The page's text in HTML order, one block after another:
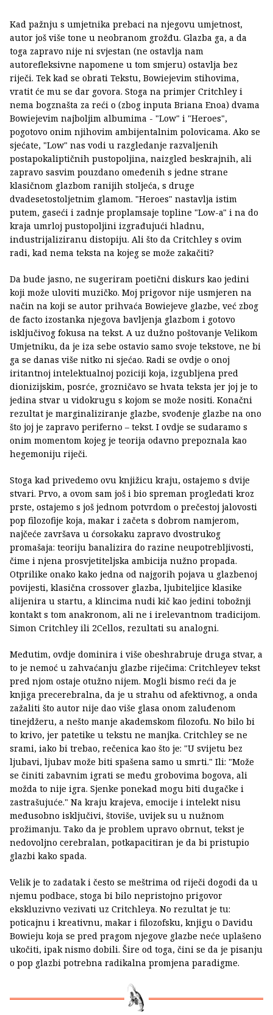
Kad pažnju s umjetnika prebaci na njegovu umjetnost,
autor još više tone u neobranom grožđu. Glazba ga, a da
toga zapravo nije ni svjestan (ne ostavlja nam
autorefleksivne napomene u tom smjeru) ostavlja bez
riječi. Tek kad se obrati Tekstu, Bowiejevim stihovima,
vratit će mu se dar govora. Stoga na primjer Critchley i
nema bogznašta za reći o (zbog inputa Briana Enoa) dvama
Bowiejevim najboljim albumima - "Low" i "Heroes",
pogotovo onim njihovim ambijentalnim polovicama. Ako se
sjećate, "Low" nas vodi u razgledanje razvaljenih
postapokaliptičnih pustopoljina, naizgled beskrajnih, ali
zapravo sasvim pouzdano omeđenih s jedne strane
klasičnom glazbom ranijih stoljeća, s druge
dvadesetostoljetnim glamom. "Heroes" nastavlja istim
putem, gaseći i zadnje proplamsaje topline "Low-a" i na do
kraja umrloj pustopoljini izgrađujući hladnu,
industrijaliziranu distopiju. Ali što da Critchley s ovim
radi, kad nema teksta na kojeg se može zakačiti?
Da bude jasno, ne sugeriram poetični diskurs kao jedini
koji može uloviti muzičko. Moj prigovor nije usmjeren na
način na koji se autor prihvaća Bowiejeve glazbe, već zbog
de facto izostanka njegova bavljenja glazbom i gotovo
isključivog fokusa na tekst. A uz dužno poštovanje Velikom
Umjetniku, da je iza sebe ostavio samo svoje tekstove, ne bi
ga se danas više nitko ni sjećao. Radi se ovdje o onoj
iritantnoj intelektualnoj poziciji koja, izgubljena pred
dionizijskim, posrće, grozničavo se hvata teksta jer joj je to
jedina stvar u vidokrugu s kojom se može nositi. Konačni
rezultat je marginaliziranje glazbe, svođenje glazbe na ono
što joj je zapravo periferno – tekst. I ovdje se sudaramo s
onim momentom kojeg je teorija odavno prepoznala kao
hegemoniju riječi.
Stoga kad privedemo ovu knjižicu kraju, ostajemo s dvije
stvari. Prvo, a ovom sam još i bio spreman progledati kroz
prste, ostajemo s još jednom potvrdom o prečestoj jalovosti
pop filozofije koja, makar i začeta s dobrom namjerom,
najčeće završava u ćorsokaku zapravo dvostrukog
promašaja: teoriju banalizira do razine neupotrebljivosti,
čime i njena prosvjetiteljska ambicija nužno propada.
Otprilike onako kako jedna od najgorih pojava u glazbenoj
povijesti, klasična crossover glazba, ljubiteljice klasike
alijenira u startu, a klincima nudi kič kao jedini tobožnji
kontakt s tom anakronom, ali ne i irelevantnom tradicijom.
Simon Critchley ili 2Cellos, rezultati su analogni.
Međutim, ovdje dominira i više obeshrabruje druga stvar, a
to je nemoć u zahvaćanju glazbe riječima: Critchleyev tekst
pred njom ostaje otužno nijem. Mogli bismo reći da je
knjiga precerebralna, da je u strahu od afektivnog, a onda
zažaliti što autor nije dao više glasa onom zaluđenom
tinejdžeru, a nešto manje akademskom filozofu. No bilo bi
to krivo, jer patetike u tekstu ne manjka. Critchley se ne
srami, iako bi trebao, rečenica kao što je: "U svijetu bez
ljubavi, ljubav može biti spašena samo u smrti." Ili: "Može
se činiti zabavnim igrati se među grobovima bogova, ali
možda to nije igra. Sjenke ponekad mogu biti dugačke i
zastrašujuće." Na kraju krajeva, emocije i intelekt nisu
međusobno isključivi, štoviše, uvijek su u nužnom
prožimanju. Tako da je problem upravo obrnut, tekst je
nedovoljno cerebralan, potkapacitiran je da bi pristupio
glazbi kako spada.
Velik je to zadatak i često se meštrima od riječi dogodi da u
njemu podbace, stoga bi bilo nepristojno prigovor
ekskluzivno vezivati uz Critchleya. No rezultat je tu:
poticajnu i kreativnu, makar i filozofsku, knjigu o Davidu
Bowieju koja se pred pragom njegove glazbe neće uplašeno
ukočiti, ipak nismo dobili. Šire od toga, čini se da je pisanju
o pop glazbi potrebna radikalna promjena paradigme.